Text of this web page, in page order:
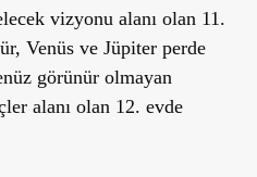
vizyonu alanı olan 11.
Venüs ve Jüpiter perde
görünür olmayan
alanı olan 12. evde